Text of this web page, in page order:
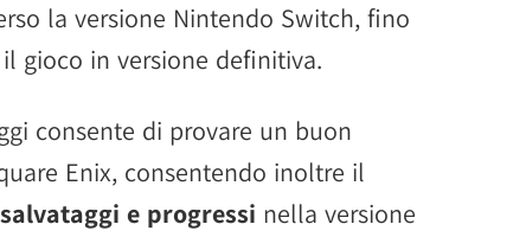
la versione Nintendo Switch, fino
gioco in versione definitiva.
consente di provare un buon
Enix, consentendo inoltre il
e progressi nella versione